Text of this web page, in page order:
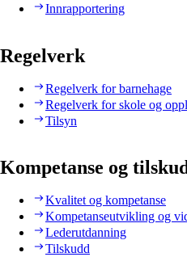
Innrapportering
Regelverk
Regelverk for barnehage
Regelverk for skole og
Tilsyn
Kompetanse og
Kvalitet og kompetanse
Kompetanseutvikling og
Lederutdanning
Tilskudd